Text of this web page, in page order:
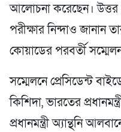
আলোচনা করেছেন। উত্তর
পরীক্ষার নিন্দাও জানান
কোয়াডের পরবর্তী
সম্মেলনে প্রেসিডেন্ট
কিশিদা, ভারতের
প্রধানমন্ত্রী অ্যান্থনি